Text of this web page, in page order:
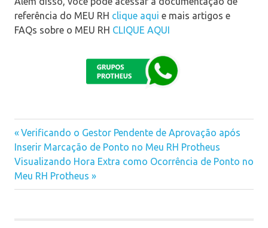
referência do MEU RH clique aqui e mais artigos e
FAQs sobre o MEU RH CLIQUE AQUI
Navegação
de
Post
Previous
Post:
Verificando o Gestor Pendente de Aprovação após
Inserir Marcação de Ponto no Meu RH Protheus
Next
Post:
Visualizando Hora Extra como Ocorrência de Ponto no
Meu RH Protheus